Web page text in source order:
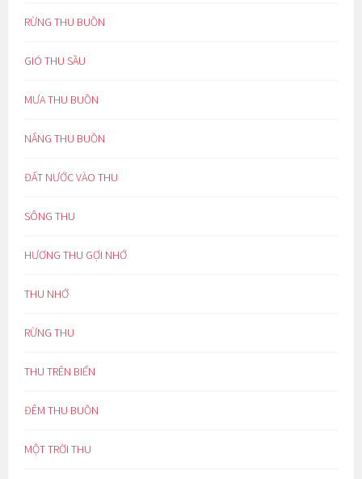
RỪNG THU BUỒN
GIÓ THU SẦU
MƯA THU BUỒN
NẮNG THU BUỒN
ĐẤT NƯỚC VÀO THU
SÔNG THU
HƯƠNG THU GỢI NHỚ
THU NHỚ
RỪNG THU
THU TRÊN BIỂN
ĐÊM THU BUỒN
MỘT TRỜI THU